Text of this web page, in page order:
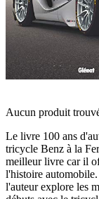
Aucun produit
Le livre 100 ans
tricycle Benz à la
meilleur livre car il
l'histoire automobile.
l'auteur explore les